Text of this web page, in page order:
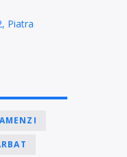
Piatra
AMENZI